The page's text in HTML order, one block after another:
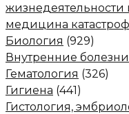
жизнедеятельности
медицина катастроф
Биология (929)
Внутренние болезни
Гематология (326)
Гигиена (441)
Гистология,